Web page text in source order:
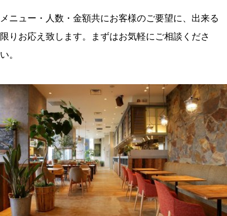
メニュー・人数・金額共にお客様のご要望に、出来る
限りお応え致します。
まずはお気軽にご相談くださ
い。